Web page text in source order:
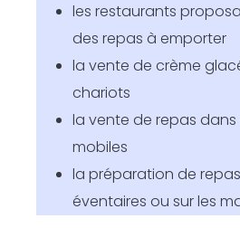
les restaurants
des repas à emporter
la vente de crème
chariots
la vente de repas
mobiles
la préparation de
éventaires ou sur les